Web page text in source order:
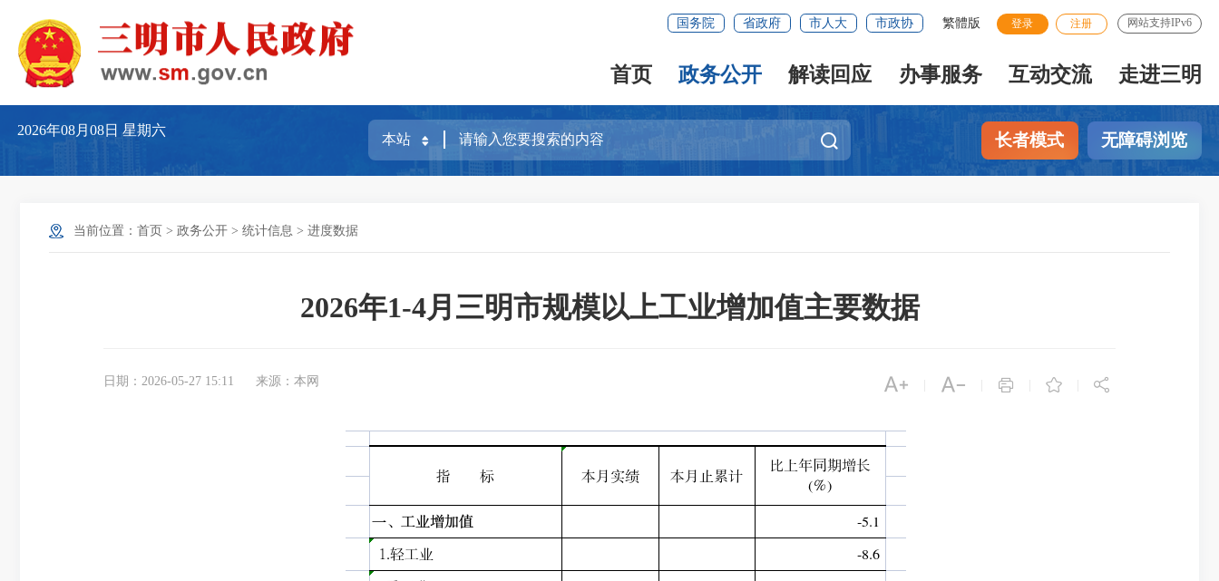
国务院 省政府 市人大 市政协 繁體版 登录 注册 网站支持IPv6
首页 政务公开 解读回应 办事服务 互动交流 走进三明
2026年08月08日星期六
长者模式 无障碍浏览
当前位置： 首页 > 政务公开 > 统计信息 > 进度数据
2026年1-4月三明市规模以上工业增加值主要数据
日期：2026-05-27 15:11 来源：本网     